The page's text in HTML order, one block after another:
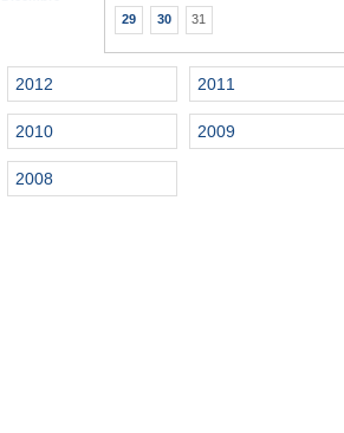
29 30 31
2012 2011
2010 2009
2008